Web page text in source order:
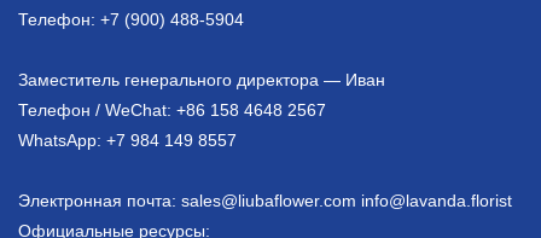
Телефон: +7 (900) 488-5904
Заместитель генерального директора — Иван
Телефон / WeChat: +86 158 4648 2567
WhatsApp: +7 984 149 8557
Электронная почта: sales@liubaflower.com info@lavanda.florist
Официальные ресурсы: